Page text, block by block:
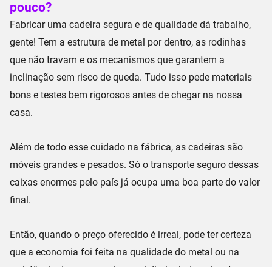
pouco?
Fabricar uma cadeira segura e de qualidade dá trabalho,
gente! Tem a estrutura de metal por dentro, as rodinhas
que não travam e os mecanismos que garantem a
inclinação sem risco de queda. Tudo isso pede materiais
bons e testes bem rigorosos antes de chegar na nossa
casa.
Além de todo esse cuidado na fábrica, as cadeiras são
móveis grandes e pesados. Só o transporte seguro dessas
caixas enormes pelo país já ocupa uma boa parte do valor
final.
Então, quando o preço oferecido é irreal, pode ter certeza
que a economia foi feita na qualidade do metal ou na